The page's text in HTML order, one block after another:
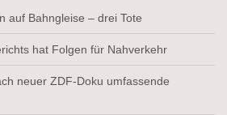
auf Bahngleise – drei Tote
hat Folgen für Nahverkehr
neuer ZDF-Doku umfassende